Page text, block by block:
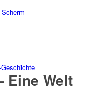
Scherm
Eine Welt